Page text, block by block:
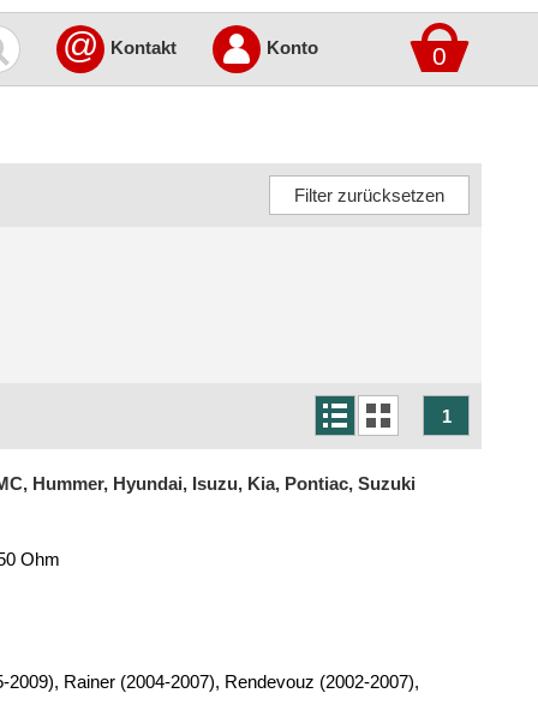
0
@ Kontakt Konto
1
Hummer, Hyundai, Isuzu, Kia, Pontiac, Suzuki
Ohm
Rainer (2004-2007), Rendevouz (2002-2007),